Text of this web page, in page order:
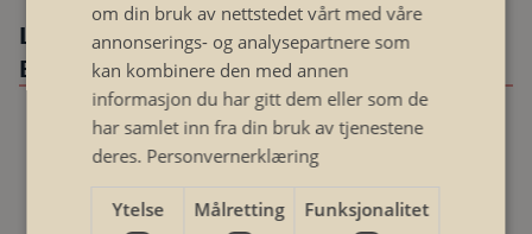
Les mer om kriteriene for tilskudd fra
Enova
om din bruk av nettstedet vårt med våre
annonserings- og analysepartnere som
kan kombinere den med annen
informasjon du har gitt dem eller som de
har samlet inn fra din bruk av tjenestene
deres. Personvernerklæring
Ytelse Målretting Funksjonalitet